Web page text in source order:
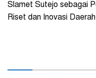
Slamet Sutejo sebagai
Riset dan Inovasi